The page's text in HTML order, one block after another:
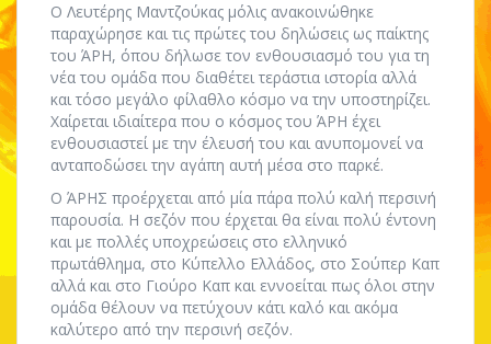
Ο Λευτέρης Μαντζούκας μόλις ανακοινώθηκε
παραχώρησε και τις πρώτες του δηλώσεις ως παίκτης
του ΆΡΗ, όπου δήλωσε τον ενθουσιασμό του για τη
νέα του ομάδα που διαθέτει τεράστια ιστορία αλλά
και τόσο μεγάλο φίλαθλο κόσμο να την υποστηρίζει.
Χαίρεται ιδιαίτερα που ο κόσμος του ΆΡΗ έχει
ενθουσιαστεί με την έλευσή του και ανυπομονεί να
ανταποδώσει την αγάπη αυτή μέσα στο παρκέ.
Ο ΆΡΗΣ προέρχεται από μία πάρα πολύ καλή περσινή
παρουσία. Η σεζόν που έρχεται θα είναι πολύ έντονη
και με πολλές υποχρεώσεις στο ελληνικό
πρωτάθλημα, στο Κύπελλο Ελλάδος, στο Σούπερ Καπ
αλλά και στο Γιούρο Καπ και εννοείται πως όλοι στην
ομάδα θέλουν να πετύχουν κάτι καλό και ακόμα
καλύτερο από την περσινή σεζόν.